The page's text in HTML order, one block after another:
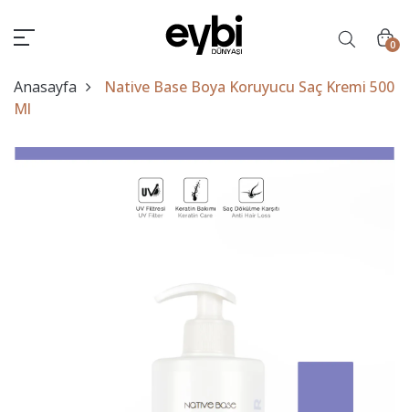
0
Anasayfa
Native Base Boya Koruyucu Saç Kremi 500
Ml